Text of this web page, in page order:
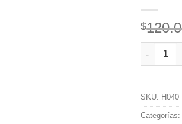
$
SKU: H040
Categorías: